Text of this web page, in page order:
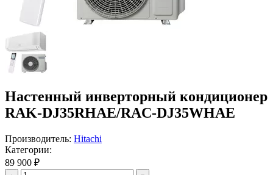
Настенный инверторный кондиционер
RAK-DJ35RHAE/RAC-DJ35WHAE
Производитель: Hitachi
Категории:
89 900 ₽